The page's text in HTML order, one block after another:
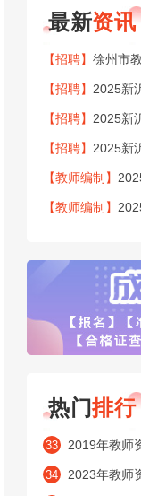
最新资讯
【招聘】 徐州市教育局
【招聘】 2025新
【招聘】 2025新
【招聘】 2025新
【教师编制】
【教师编制】
热门排行
33 2019年教师资格证考试
34 2023年教师资格证考试【报